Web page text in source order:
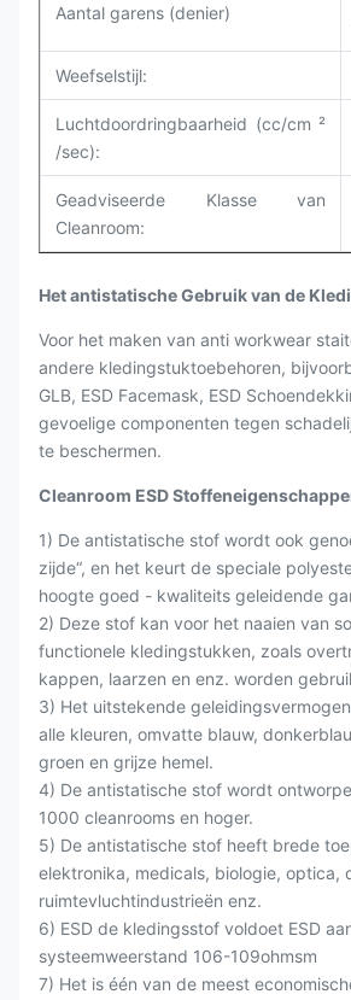
Aantal garens (denier)
Weefselstijl:
Luchtdoordringbaarheid (cc/cm ²
/sec):
Geadviseerde Klasse van
Cleanroom:
Het antistatische Gebruik van de
Voor het maken van anti workwear
andere kledingstuktoebehoren,
GLB, ESD Facemask, ESD
gevoelige componenten tegen
te beschermen.
Cleanroom ESD
1) De antistatische stof wordt ook
zijde“, en het keurt de speciale
hoogte goed - kwaliteits geleidende
2) Deze stof kan voor het naaien van
functionele kledingstukken, zoals
kappen, laarzen en enz. worden
3) Het uitstekende
alle kleuren, omvatte blauw,
groen en grijze hemel.
4) De antistatische stof wordt
1000 cleanrooms en hoger.
5) De antistatische stof heeft brede
elektronika, medicals, biologie, optica,
ruimtevluchtindustrieën enz.
6) ESD de kledingsstof voldoet ESD
systeemweerstand 106-109ohmsm
7) Het is één van de meest